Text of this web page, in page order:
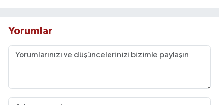
Yorumlar